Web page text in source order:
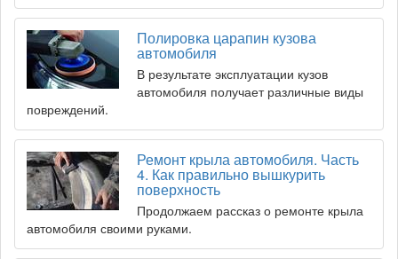
Полировка царапин кузова
автомобиля
В результате эксплуатации кузов
автомобиля получает различные виды
повреждений.
Ремонт крыла автомобиля. Часть
4. Как правильно вышкурить
поверхность
Продолжаем рассказ о ремонте крыла
автомобиля своими руками.